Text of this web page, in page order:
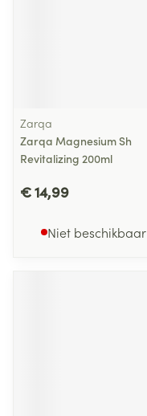
Zarqa
Zarqa Magnesium Sh
Revitalizing 200ml
€ 14,99
Niet beschikbaar